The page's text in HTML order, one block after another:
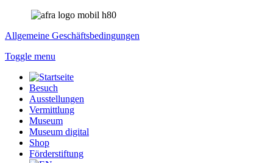
Allgemeine Geschäftsbedingungen
Toggle menu
Besuch
Ausstellungen
Vermittlung
Museum
Museum digital
Shop
Förderstiftung